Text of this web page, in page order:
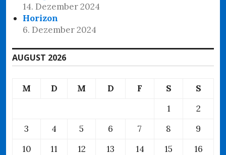
14. Dezember 2024
Horizon
6. Dezember 2024
AUGUST 2026
M D M D F S
S
1
2
3
4 5 6 7 8
9
10
11 12 13 14 15
16